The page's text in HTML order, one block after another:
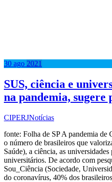
30 ago 2021
SUS, ciência e
na pandemia, sugere
CIPERJNotícias
fonte: Folha de SP A pandemia de
o número de brasileiros que
Saúde), a ciência, as
universitários. De acordo com
Sou_Ciência (Sociedade,
do coronavírus, 40% dos